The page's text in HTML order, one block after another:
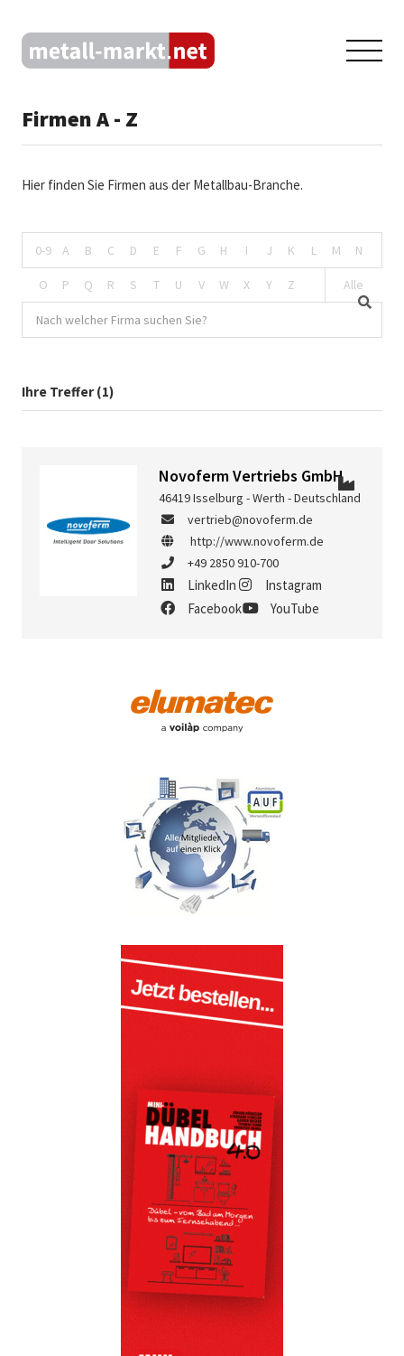
Firmen A - Z
Hier finden Sie Firmen aus der Metallbau-Branche.
0-9 A B C D E F G H I J K L M N
O P Q R S T U V W X Y Z Alle
Ihre Treffer (1)
Novoferm Vertriebs GmbH
46419 Isselburg - Werth - Deutschland
vertrieb@novoferm.de
http://www.novoferm.de
+49 2850 910-700
LinkedIn
Instagram
Facebook
YouTube